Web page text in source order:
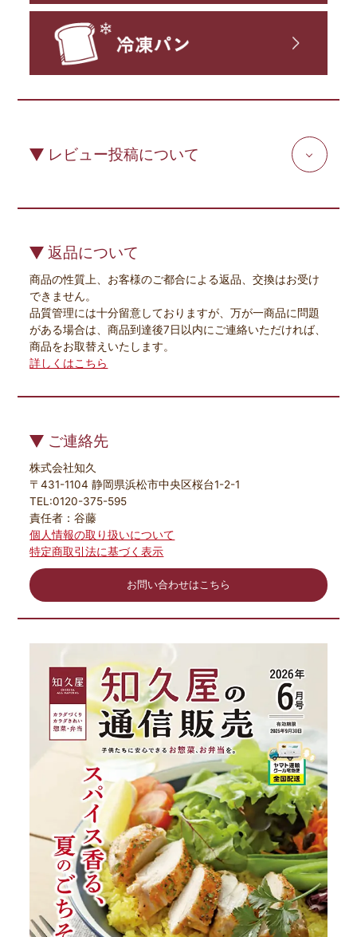
レビュー投稿について
返品について
商品の性質上、お客様のご都合による返品、交換はお受け
できません。
品質管理には十分留意しておりますが、万が一商品に問題
がある場合は、商品到達後7日以内にご連絡いただければ、
商品をお取替えいたします。
詳しくはこちら
ご連絡先
株式会社知久
〒431-1104 静岡県浜松市中央区桜台1-2-1
TEL:0120-375-595
責任者：谷藤
個人情報の取り扱いについて
特定商取引法に基づく表示
お問い合わせはこちら